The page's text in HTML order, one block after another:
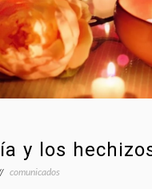
y los
comunicados